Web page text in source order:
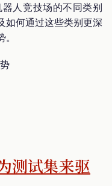
人竞技场的不同类别
如何通过这些类别更深
测试集来驱